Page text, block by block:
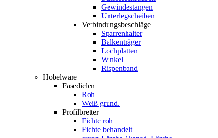
Gewindestangen
Unterlegscheiben
Verbindungsbeschläge
Sparrenhalter
Balkenträger
Lochplatten
Winkel
Rispenband
Hobelware
Fasedielen
Roh
Weiß grund.
Profilbretter
Fichte roh
Fichte behandelt